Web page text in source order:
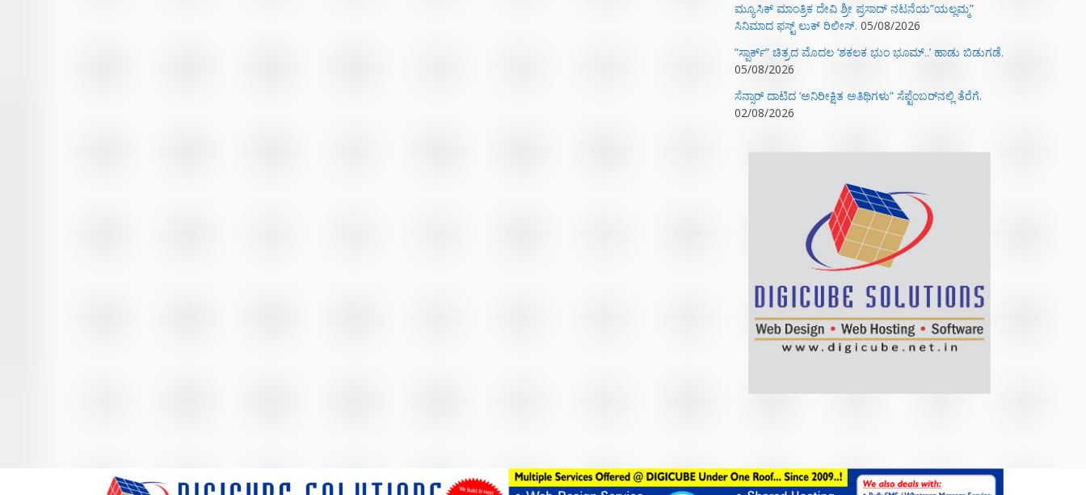
ಮ್ಯೂಸಿಕ್‌ ಮಾಂತ್ರಿಕ ದೇವಿ ಶ್ರೀ ಪ್ರಸಾದ್ ನಟನೆಯ”ಯಲ್ಲಮ್ಮ”
ಸಿನಿಮಾದ ಫಸ್ಟ್‌ ಲುಕ್‌ ರಿಲೀಸ್. 05/08/2026
“ಸ್ಪಾರ್ಕ್” ಚಿತ್ರದ ಮೊದಲ‌ ‘ಶಕಲಕ ಭುಂ‌ ಭೂಮ್..’ ಹಾಡು ಬಿಡುಗಡೆ.
05/08/2026
ಸೆನ್ಸಾರ್ ದಾಟಿದ ‘ಅನಿರೀಕ್ಷಿತ ಅತಿಥಿಗಳು” ಸೆಪ್ಟೆಂಬರ್‌ನಲ್ಲಿ ತೆರೆಗೆ.
02/08/2026